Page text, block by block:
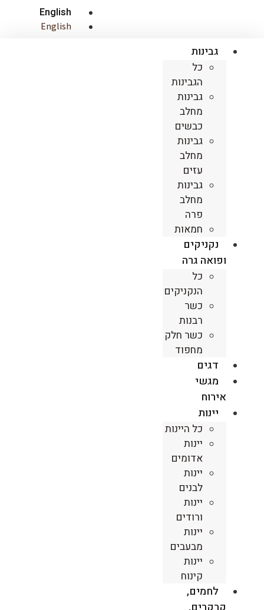
English
English
גבינות
כל
הגבינות
גבינות
מחלב
כבשים
גבינות
מחלב
עזים
גבינות
מחלב
פרה
חמאות
נקניקים
ופואה גרה
כל
הנקניקים
כשר
רבנות
כשר חלק
מחפוד
דגים
מגשי
אירוח
יינות
כל היינות
יינות
אדומים
יינות
לבנים
יינות
ורודים
יינות
מבעבים
יינות
קינוח
לחמים,